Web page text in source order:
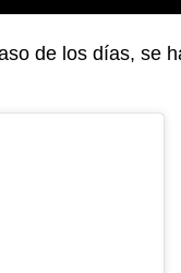
de los días, se